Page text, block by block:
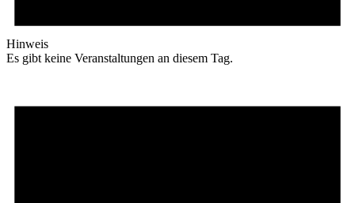
Hinweis
Es gibt keine Veranstaltungen an diesem Tag.